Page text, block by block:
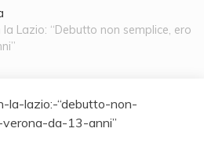
Lazio: “Debutto non semplice, ero